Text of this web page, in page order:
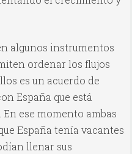
algunos instrumentos
ordenar los flujos
es un acuerdo de
España que está
En ese momento ambas
España tenía vacantes
llenar sus